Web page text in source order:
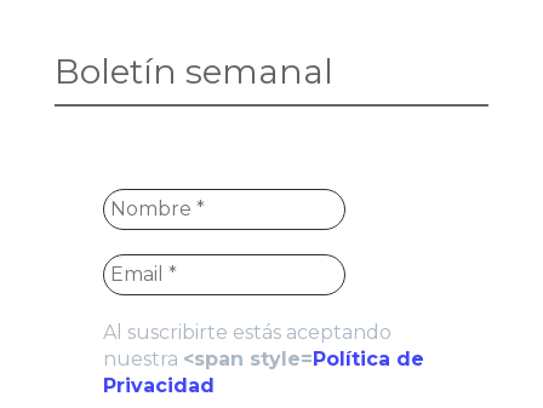
Boletín semanal
Al suscribirte estás aceptando
nuestra <span style=Política de
Privacidad